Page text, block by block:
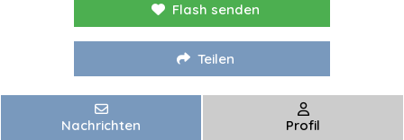
Flash senden
Teilen
Nachrichten Profil